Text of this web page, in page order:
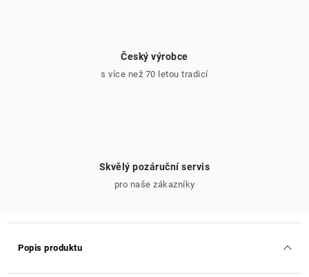
Český výrobce
s více než 70 letou tradicí
Skvělý pozáruční servis
pro naše zákazníky
Popis produktu